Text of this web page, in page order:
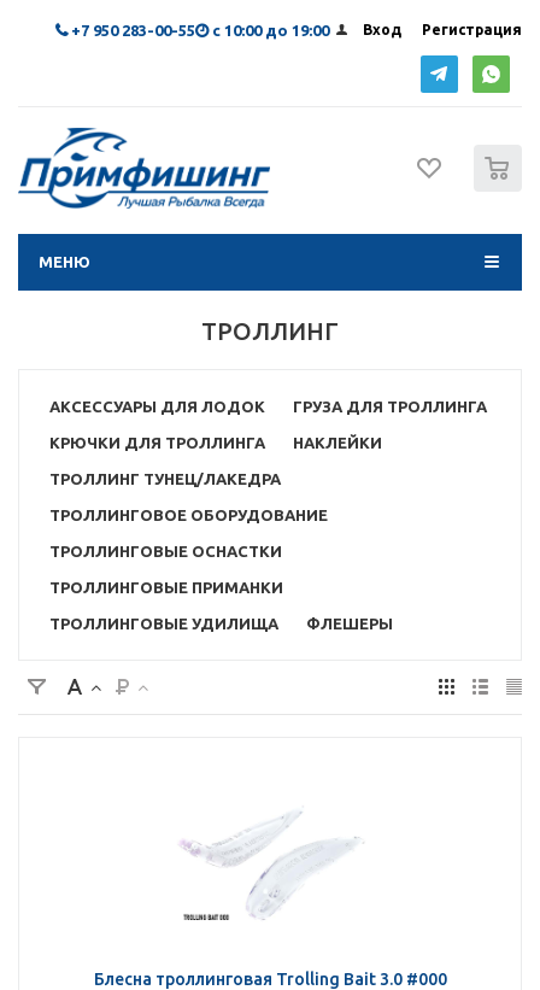
Вход Регистрация
+7 950 283-00-55 с 10:00 до 19:00
МЕНЮ
ТРОЛЛИНГ
АКСЕССУАРЫ ДЛЯ ЛОДОК ГРУЗА ДЛЯ ТРОЛЛИНГА
КРЮЧКИ ДЛЯ ТРОЛЛИНГА НАКЛЕЙКИ
ТРОЛЛИНГ ТУНЕЦ/ЛАКЕДРА
ТРОЛЛИНГОВОЕ ОБОРУДОВАНИЕ
ТРОЛЛИНГОВЫЕ ОСНАСТКИ
ТРОЛЛИНГОВЫЕ ПРИМАНКИ
ТРОЛЛИНГОВЫЕ УДИЛИЩА ФЛЕШЕРЫ
Блесна троллинговая Trolling Bait 3.0 #000